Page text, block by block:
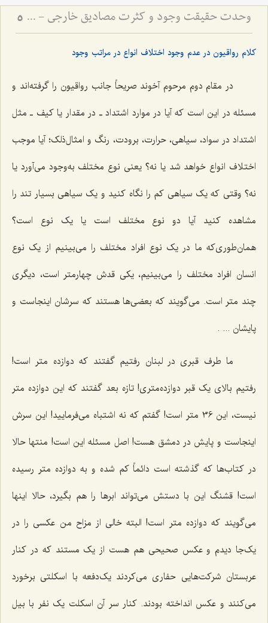
وحدت حقیقت وجود و کثرت مصادیق خارجی - تبیین دیدگاه رواقیون در عدم اختلاف انواع در مراتب وجود 5
کلام رواقیون در عدم وجود اختلاف انواع در مراتب وجود
در مقام دوم مرحوم آخوند صریحاً جانب رواقیون را گرفته‌اند و
مسئله در این است که آیا در موارد اشتداد ـ در مقدار یا کیف ـ مثل
اشتداد در سواد، سیاهى، حرارت، برودت، رنگ و امثال‌ذلک؛ آیا موجب
اختلاف انواع خواهد شد یا نه؟ یعنى نوع مختلف به‌وجود مى‌آورد یا
نه؟ وقتی که یک سیاهی کم را نگاه کنید و یک سیاهى بسیار تند را
مشاهده کنید آیا دو نوع مختلف است یا یک نوع است؟
همان‌طوری‌که ما در یک نوع افراد مختلف را مى‌بینیم از یک نوع
انسان افراد مختلف را مى‌بینیم، یکى قدش چهارمتر است، دیگری
چند متر است. مى‌گویند که بعضی‌ها هستند که سرشان اینجاست و
پایشان ... .
ما طرف قبرى در لبنان رفتیم گفتند که دوازده متر است!
رفتیم بالای یک قبر دوازده‌متری! تازه بعد گفتند که این دوازده متر
نیست، این 36 متر است! گفتم که نه اشتباه مى‌فرمایید! این سرش
اینجاست و پایش در دمشق هست! اصل مسئله این است! منتها حالا
در کتاب‌ها که گذشته است دائماً کم شده و به دوازده متر رسیده
است! قشنگ این با دستش مى‌تواند ابرها را هم بگیرد، حالا اینها
مى‌گویند که دوازده متر است! البته خالی از مزاح من عکسى را در
یک‌جا دیدم و عکس صحیحى هم هست از یک مستند که در کنار
عربستان شرکت‌هایى حفاری مى‌کردند یک‌دفعه با اسکلتى برخورد
مى‌کنند و عکس انداخته بودند. کنار سر آن اسکلت یک نفر با بیل